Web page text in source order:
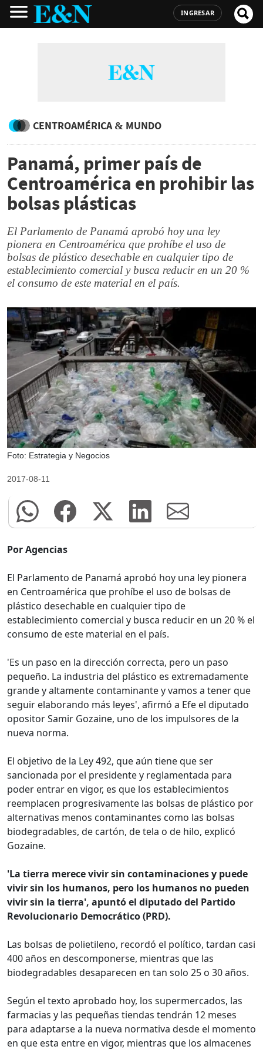
INGRESAR
CENTROAMÉRICA & MUNDO
Panamá, primer país de
Centroamérica en prohibir las
bolsas plásticas
El Parlamento de Panamá aprobó hoy una ley
pionera en Centroamérica que prohíbe el uso de
bolsas de plástico desechable en cualquier tipo de
establecimiento comercial y busca reducir en un 20 %
el consumo de este material en el país.
Foto: Estrategia y Negocios
2017-08-11
Por Agencias
El Parlamento de Panamá aprobó hoy una ley pionera
en Centroamérica que prohíbe el uso de bolsas de
plástico desechable en cualquier tipo de
establecimiento comercial y busca reducir en un 20 % el
consumo de este material en el país.
'Es un paso en la dirección correcta, pero un paso
pequeño. La industria del plástico es extremadamente
grande y altamente contaminante y vamos a tener que
seguir elaborando más leyes', afirmó a Efe el diputado
opositor Samir Gozaine, uno de los impulsores de la
nueva norma.
El objetivo de la Ley 492, que aún tiene que ser
sancionada por el presidente y reglamentada para
poder entrar en vigor, es que los establecimientos
reemplacen progresivamente las bolsas de plástico por
alternativas menos contaminantes como las bolsas
biodegradables, de cartón, de tela o de hilo, explicó
Gozaine.
'La tierra merece vivir sin contaminaciones y puede
vivir sin los humanos, pero los humanos no pueden
vivir sin la tierra', apuntó el diputado del Partido
Revolucionario Democrático (PRD).
Las bolsas de polietileno, recordó el político, tardan casi
400 años en descomponerse, mientras que las
biodegradables desaparecen en tan solo 25 o 30 años.
Según el texto aprobado hoy, los supermercados, las
farmacias y las pequeñas tiendas tendrán 12 meses
para adaptarse a la nueva normativa desde el momento
en que esta entre en vigor, mientras que los almacenes